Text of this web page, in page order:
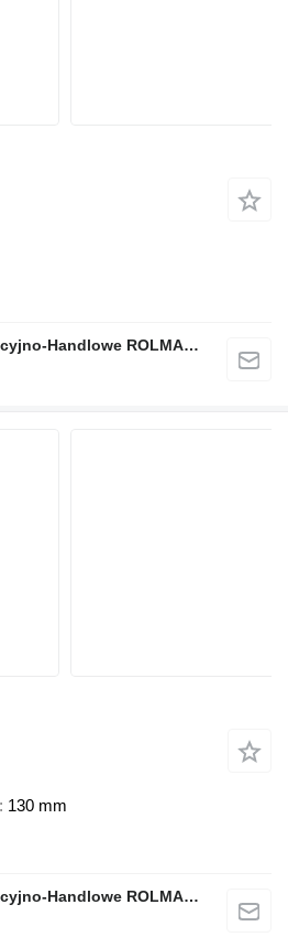
Przedsiębiorstwo Produkcyjno-Handlowe ROLMAPOL Marcin Dziekan
130 mm
Przedsiębiorstwo Produkcyjno-Handlowe ROLMAPOL Marcin Dziekan